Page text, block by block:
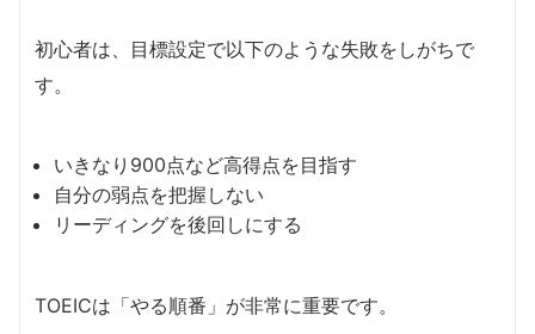
初心者は、目標設定で以下のような失敗をしがちで
す。
いきなり900点など高得点を目指す
自分の弱点を把握しない
リーディングを後回しにする
TOEICは「やる順番」が非常に重要です。